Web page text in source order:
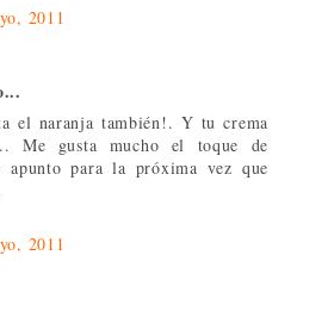
2011
el naranja también!. Y tu crema
Me gusta mucho el toque de
para la próxima vez que
2011